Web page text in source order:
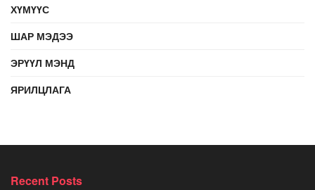
ХҮМҮҮС
ШАР МЭДЭЭ
ЭРҮҮЛ МЭНД
ЯРИЛЦЛАГА
Recent Posts